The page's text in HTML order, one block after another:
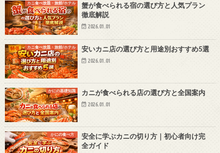
カニ食べ放題・旅館/ホテル
蟹が食べられる宿の選び方と人気プラン
徹底解説
2026.01.01
カニ食べ放題・旅館/ホテル 安いカニ店の選び方と用途別おすすめ5選
2026.01.01
かにの基礎知識 カニが食べられる店の選び方と全国案内
2026.01.01
かにの食べ方
安全に学ぶカニの切り方｜初心者向け完
全ガイド